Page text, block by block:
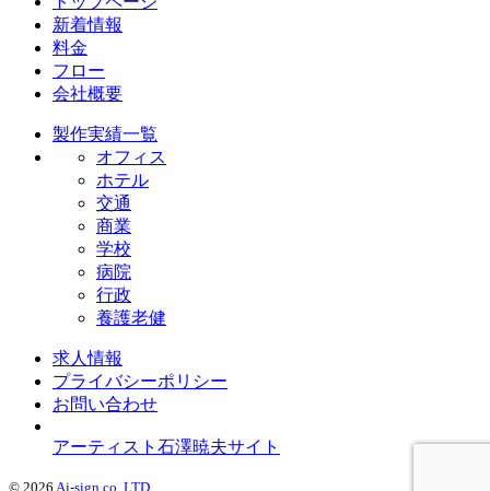
新着情報
料金
フロー
会社概要
製作実績一覧
オフィス
ホテル
交通
商業
学校
病院
行政
養護老健
求人情報
プライバシーポリシー
お問い合わせ
アーティスト石澤暁夫サイト
© 2026 Ai-sign co, LTD